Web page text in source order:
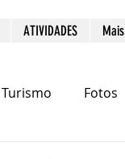
ATIVIDADES Mais
Turismo Fotos